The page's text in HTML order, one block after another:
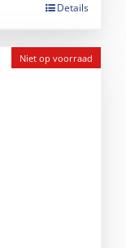
Details
Niet op voorraad